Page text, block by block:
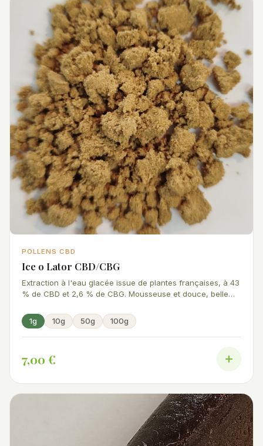
POLLENS CBD
Ice o Lator CBD/CBG
Extraction à l'eau glacée issue de plantes françaises, à 43
% de CBD et 2,6 % de CBG. Mousseuse et douce, belle
1g
10g 50g 100g
7,00 €